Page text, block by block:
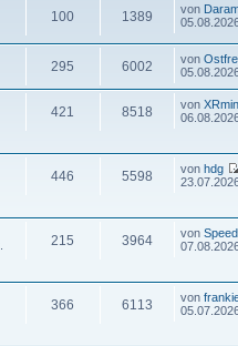
100 1389 von
295 6002 von
421 8518 von
446 5598 von hdg
215 3964 von
366 6113 von